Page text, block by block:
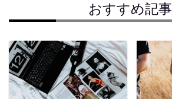
おすすめ記事